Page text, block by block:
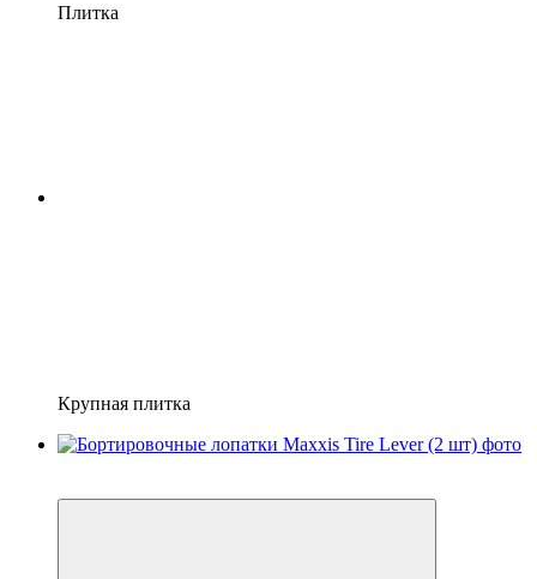
Плитка
Крупная плитка